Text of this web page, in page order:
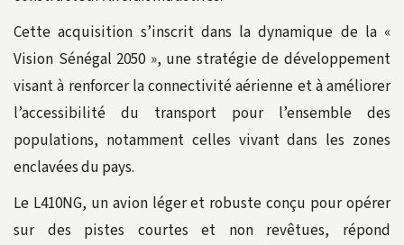
Cette acquisition s’inscrit dans la dynamique de la «
Vision Sénégal 2050 », une stratégie de développement
visant à renforcer la connectivité aérienne et à améliorer
l’accessibilité du transport pour l’ensemble des
populations, notamment celles vivant dans les zones
enclavées du pays.
Le L410NG, un avion léger et robuste conçu pour opérer
sur des pistes courtes et non revêtues, répond